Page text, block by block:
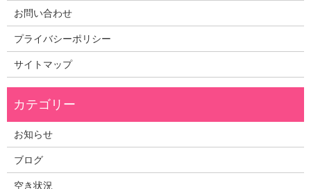
お問い合わせ
プライバシーポリシー
サイトマップ
お知らせ
ブログ
空き状況